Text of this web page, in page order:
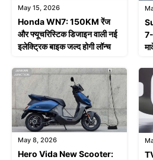
May 15, 2026
Honda WN7: 150KM रेंज
और फ्यूचरिस्टिक डिजाइन वाली नई
इलेक्ट्रिक बाइक जल्द होगी लॉन्च
May 8, 2026
Hero Vida New Scooter: